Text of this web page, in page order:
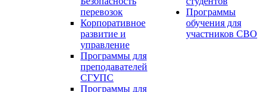
перевозок
Корпоративное
развитие и
управление
Программы для
преподавателей
СГУПС
Программы для
Программы
обучения для
участников СВО